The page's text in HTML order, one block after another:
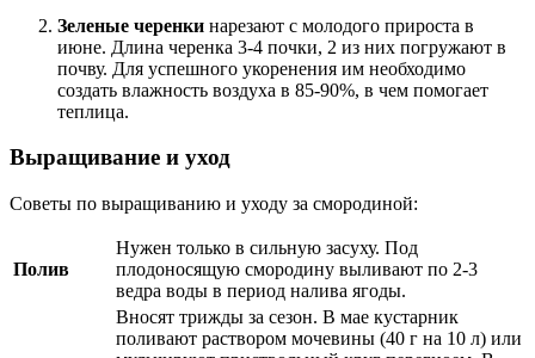
Зеленые черенки нарезают с молодого прироста в
июне. Длина черенка 3-4 почки, 2 из них погружают в
почву. Для успешного укоренения им необходимо
создать влажность воздуха в 85-90%, в чем помогает
теплица.
Выращивание и уход
Советы по выращиванию и уходу за смородиной:
Полив
Нужен только в сильную засуху. Под
плодоносящую смородину выливают по 2-3
ведра воды в период налива ягоды.
Вносят трижды за сезон. В мае кустарник
поливают раствором мочевины (40 г на 10 л) или